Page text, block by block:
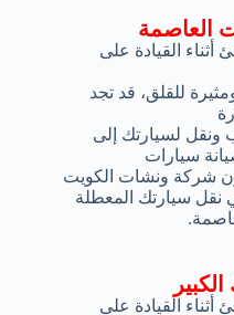
العاصمة
القيادة على
للقلق، قد تجد
ونقل لسيارتك إلى
سيارات
شركة ونشات الكويت
نقل سيارتك المعطلة
القيادة على